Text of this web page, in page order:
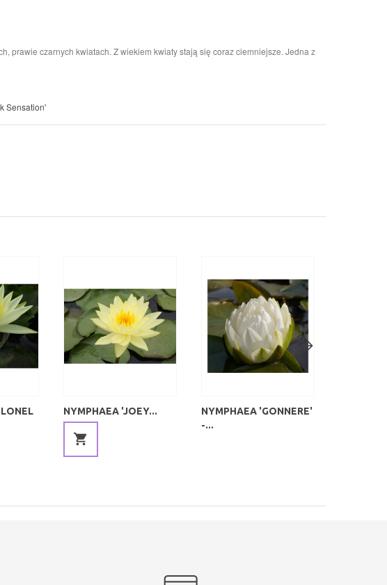
prawie czarnych kwiatach. Z wiekiem kwiaty stają się coraz ciemniejsze. Jedna z
Sensation'
NYMPHAEA 'JOEY...
NYMPHAEA 'GONNERE'
-...